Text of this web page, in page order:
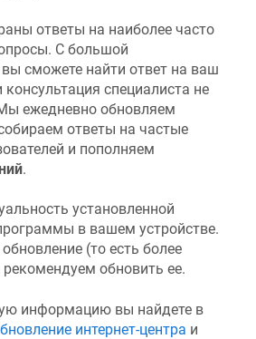
ответы на наиболее часто
С большой
сможете найти ответ на ваш
консультация специалиста не
ежедневно обновляем
ответы на частые
и пополняем
.
установленной
в вашем устройстве.
(то есть более
рекомендуем обновить ее.
информацию вы найдете в
интернет-центра и